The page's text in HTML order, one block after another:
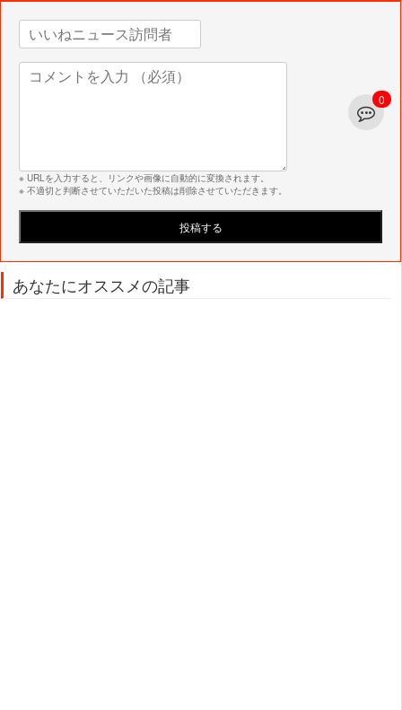
0
※ URLを入力すると、リンクや画像に自動的に変換されます。
※ 不適切と判断させていただいた投稿は削除させていただきます。
あなたにオススメの記事